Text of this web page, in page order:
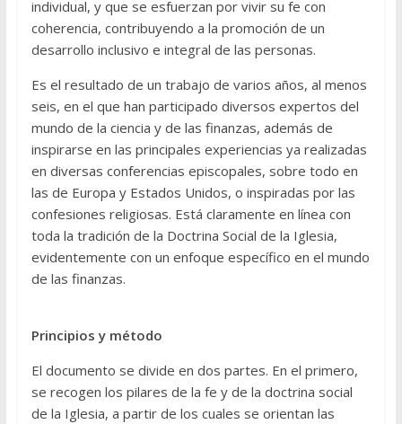
individual, y que se esfuerzan por vivir su fe con
coherencia, contribuyendo a la promoción de un
desarrollo inclusivo e integral de las personas.
Es el resultado de un trabajo de varios años, al menos
seis, en el que han participado diversos expertos del
mundo de la ciencia y de las finanzas, además de
inspirarse en las principales experiencias ya realizadas
en diversas conferencias episcopales, sobre todo en
las de Europa y Estados Unidos, o inspiradas por las
confesiones religiosas. Está claramente en línea con
toda la tradición de la Doctrina Social de la Iglesia,
evidentemente con un enfoque específico en el mundo
de las finanzas.
Principios y método
El documento se divide en dos partes. En el primero,
se recogen los pilares de la fe y de la doctrina social
de la Iglesia, a partir de los cuales se orientan las